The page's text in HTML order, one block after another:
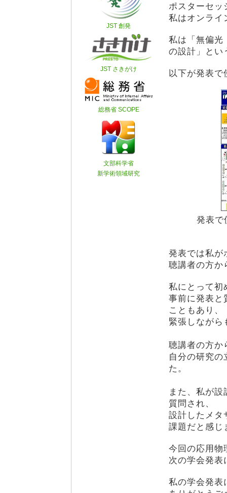
ポスターセッ
私はオンライ
私は「無偏光
の設計」とい
以下が発表で
発表で
発表では私が
聴講者の方か
私にとって初
事前に発表と
こともあり、
緊張しながら
聴講者の方か
自分の研究
た。
また、私が
質問され、
設計したメタ
課題だと感じ
今回の応用物
次の学会発表
私の学会発表